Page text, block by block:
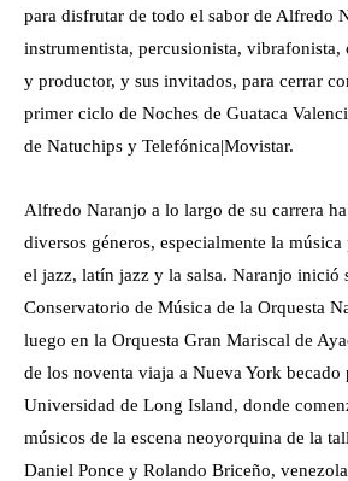
para disfrutar de todo el sabor de Alfredo
instrumentista, percusionista, vibrafonista,
y productor, y sus invitados, para cerrar
primer ciclo de Noches de Guataca
de Natuchips y Telefónica|Movistar.
Alfredo Naranjo a lo largo de su carrera
diversos géneros, especialmente la
el jazz, latín jazz y la salsa. Naranjo inició
Conservatorio de Música de la Orquesta
luego en la Orquesta Gran Mariscal de
de los noventa viaja a Nueva York becado
Universidad de Long Island, donde
músicos de la escena neoyorquina de la
Daniel Ponce y Rolando Briceño,